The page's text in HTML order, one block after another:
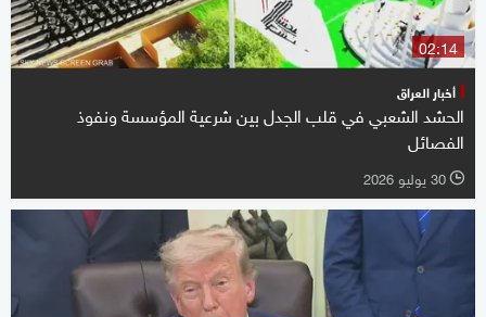
02:14
أخبار العراق
الحشد الشعبي في قلب الجدل بين شرعية المؤسسة ونفوذ
الفصائل
l 30 يوليو 2026